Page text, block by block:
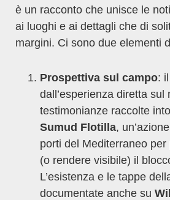
è un racconto che unisce le
ai luoghi e ai dettagli che di
margini. Ci sono due elementi
Prospettiva sul campo:
dall’esperienza diretta sul
testimonianze raccolte
Sumud Flotilla,
porti del Mediterraneo
(o rendere visibile) il
L’esistenza e le tappe
documentate anche su